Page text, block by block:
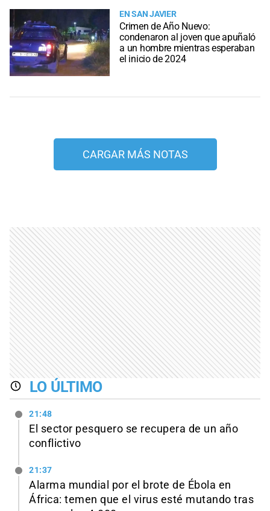
EN SAN JAVIER
Crimen de Año Nuevo:
condenaron al joven que apuñaló
a un hombre mientras esperaban
el inicio de 2024
CARGAR MÁS NOTAS
LO ÚLTIMO
21:48
El sector pesquero se recupera de un año
conflictivo
21:37
Alarma mundial por el brote de Ébola en
África: temen que el virus esté mutando tras